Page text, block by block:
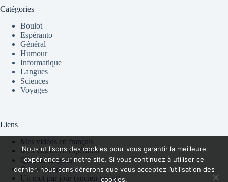
Catégories
Boulot
Espéranto
Général
Humour
Informatique
Langues
Sciences
Voyages
Liens
Mes vidéos en français
Mes vidéos en espéranto
Quiz de langues
Outils linguistiques
Un mot par jour (ancien projet)
Nous utilisons des cookies pour vous garantir la meilleure
expérience sur notre site. Si vous continuez à utiliser ce
dernier, nous considérerons que vous acceptez l’utilisation des
cookies.